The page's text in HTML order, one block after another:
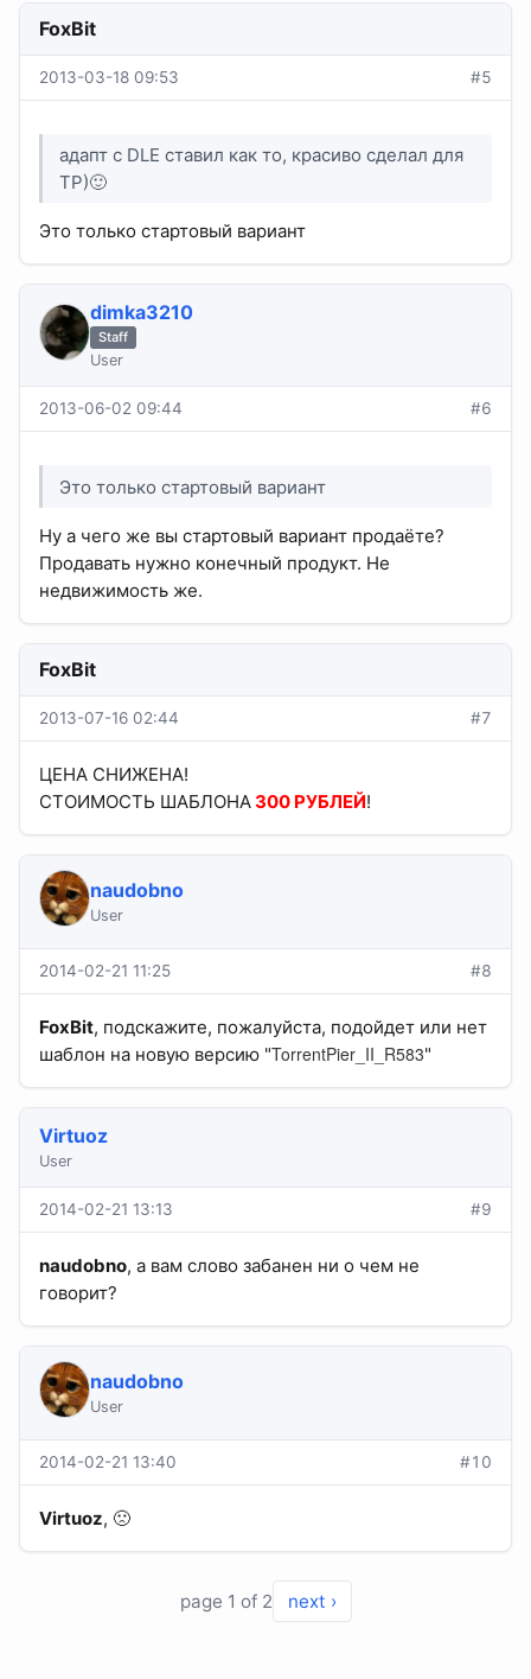
FoxBit
2013-03-18 09:53 #5
адапт с DLE ставил как то, красиво сделал для
ТР)🙂
Это только стартовый вариант
dimka3210
Staff
User
2013-06-02 09:44 #6
Это только стартовый вариант
Ну а чего же вы стартовый вариант продаёте?
Продавать нужно конечный продукт. Не
недвижимость же.
FoxBit
2013-07-16 02:44 #7
ЦЕНА СНИЖЕНА!
СТОИМОСТЬ ШАБЛОНА300 РУБЛЕЙ!
naudobno
User
2014-02-21 11:25 #8
FoxBit, подскажите, пожалуйста, подойдет или нет
шаблон на новую версию "TorrentPier_II_R583"
Virtuoz
User
2014-02-21 13:13 #9
naudobno, а вам слово забанен ни о чем не
говорит?
naudobno
User
2014-02-21 13:40 #10
Virtuoz, 🙁
page 1 of 2 next ›